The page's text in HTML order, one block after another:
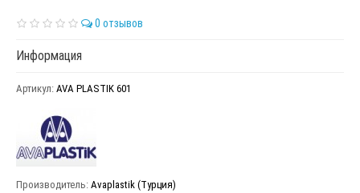
0 отзывов
Информация
Артикул: AVA PLASTIK 601
Производитель: Avaplastik (Турция)